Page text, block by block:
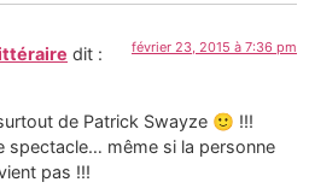
dit : février 23, 2015 à 7:36 pm
de Patrick Swayze 🙂 !!!
spectacle… même si la personne
pas !!!